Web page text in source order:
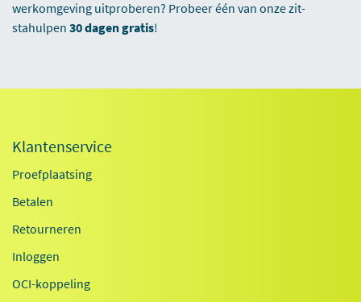
werkomgeving uitproberen? Probeer één van onze zit-
stahulpen 30 dagen gratis!
Klantenservice
Proefplaatsing
Betalen
Retourneren
Inloggen
OCI-koppeling